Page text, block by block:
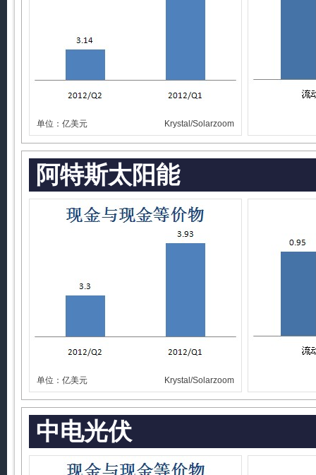
Krystal/Solarzoom
单位：亿美元
阿特斯太阳能
Krystal/Solarzoom
单位：亿美元
中电光伏